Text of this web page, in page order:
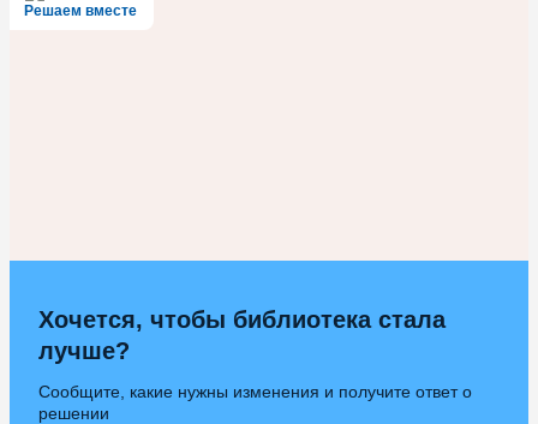
Решаем вместе
Хочется, чтобы библиотека стала
лучше?
Сообщите, какие нужны изменения и получите ответ о
решении